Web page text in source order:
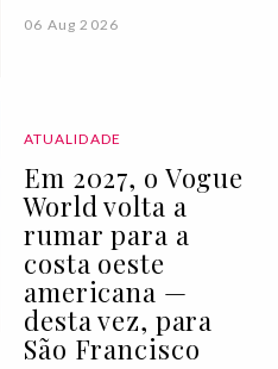
06 Aug 2026
ATUALIDADE
Em 2027, o Vogue
World volta a
rumar para a
costa oeste
americana —
desta vez, para
São Francisco